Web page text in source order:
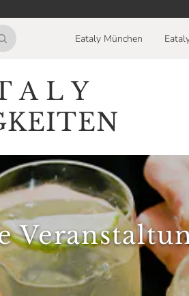
Eataly München
A L Y